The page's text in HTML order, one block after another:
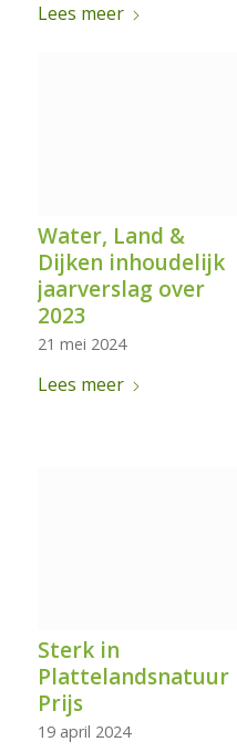
Lees meer
Water, Land &
Dijken inhoudelijk
jaarverslag over
2023
21 mei 2024
Lees meer
Sterk in
Plattelandsnatuur
Prijs
19 april 2024